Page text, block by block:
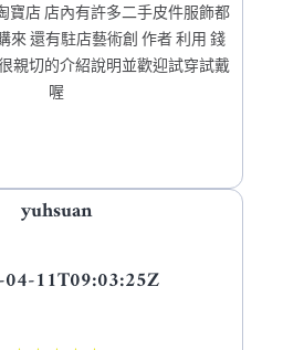
寶店 店內有許多二手皮件服飾都
來 還有駐店藝術創 作者 利用 錢
親切的介紹說明並歡迎試穿試戴
喔
yuhsuan
11T09:03:25Z